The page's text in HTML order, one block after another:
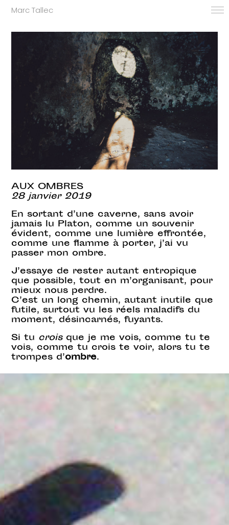
Marc Tallec
AUX OMBRES
28 janvier 2019
En sortant d’une caverne, sans avoir
jamais lu Platon, comme un souvenir
évident, comme une lumière effrontée,
comme une flamme à porter, j’ai vu
passer mon ombre.
J’essaye de rester autant entropique
que possible, tout en m’organisant, pour
mieux nous perdre.
C’est un long chemin, autant inutile que
futile, surtout vu les réels maladifs du
moment, désincarnés, fuyants.
Si tu croisque je me vois, comme tu te
vois, comme tu crois te voir, alors tu te
trompes d’ombre.